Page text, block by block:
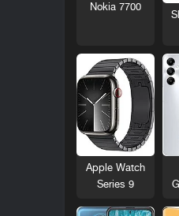
Nokia 7700
Apple Watch
Series 9